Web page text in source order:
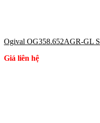
Ogival OG358.652AGR-GL
Giá liên hệ